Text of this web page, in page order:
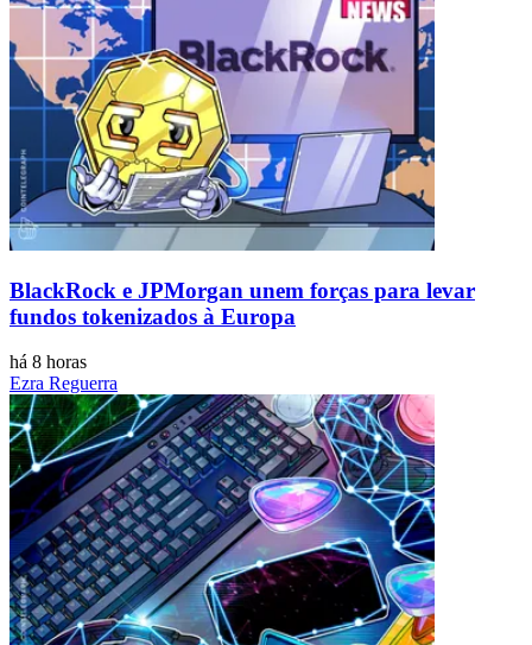
BlackRock e JPMorgan unem forças para levar
fundos tokenizados à Europa
há 8 horas
Ezra Reguerra